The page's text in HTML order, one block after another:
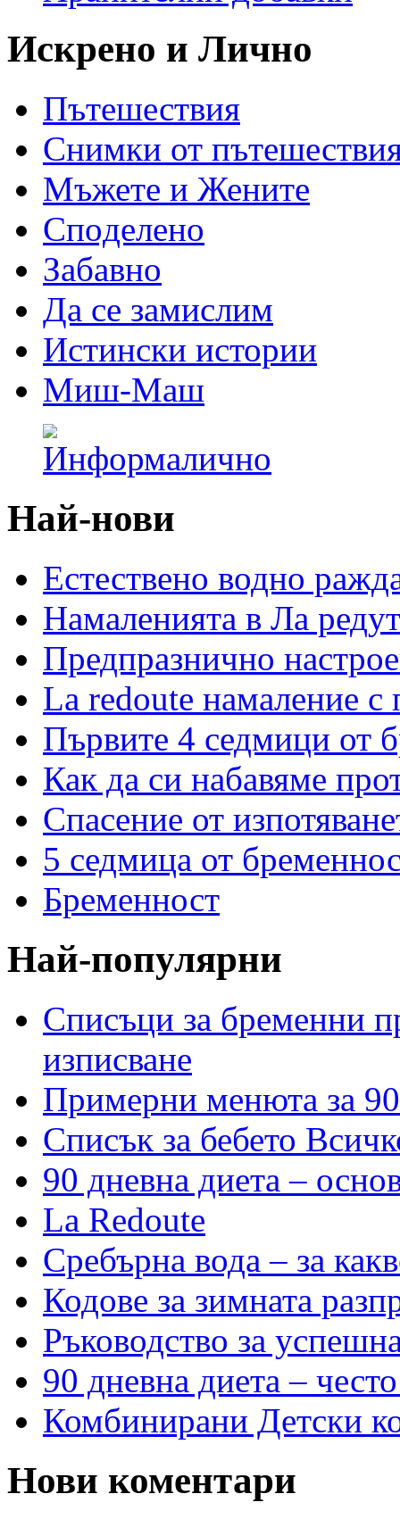
Искрено и Лично
Пътешествия
Снимки от
Мъжете и Жените
Спoделено
Забавно
Да се замислим
Истински истории
Миш-Маш
Най-нови
Естествено водно
Намаленията в Ла
Предпразнично
La redoute намаление с
Първите 4 седмици от
Как да си набавяме
Спасение от
5 седмица от
Бременност
Най-популярни
Списъци за бременни
изписване
Примерни менюта за 90
Списък за бебето
90 дневна диета –
La Redoute
Сребърна вода – за
Кодове за зимната
Ръководство за
90 дневна диета –
Комбинирани Детски
Нови коментари